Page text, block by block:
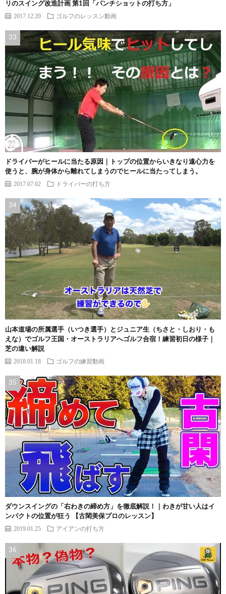
リのスイング改造計画 第1回「パンチショットの打ち方」
2017.12.20 ゴルフのレッスン動画
ドライバーがヒールに当たる原因｜トップの位置からいきなり遠心力を
使うと、腕が身体から離れてしまうのでヒールに当たってしまう。
2017.07.02 ドライバーの打ち方
山本道場の所属選手（いつき選手）とジュニア生（ちさと・しおり・も
えな）でゴルフ王国・オーストラリアへゴルフ合宿！練習初日の様子｜
芝の違い解説
2018.01.18 ゴルフの練習動画
ダウンスイングの「右わきの締め方」を徹底解説！｜わきが甘い人はイ
ンパクトの位置が狂う 【古閑美保プロのレッスン】
2019.01.25 アイアンの打ち方